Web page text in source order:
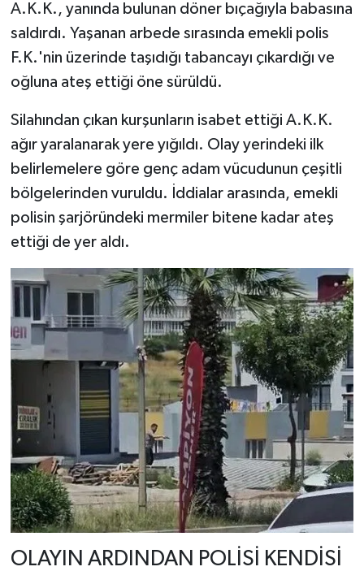
A.K.K., yanında bulunan döner bıçağıyla babasına
saldırdı. Yaşanan arbede sırasında emekli polis
F.K.'nin üzerinde taşıdığı tabancayı çıkardığı ve
oğluna ateş ettiği öne sürüldü.
Silahından çıkan kurşunların isabet ettiği A.K.K.
ağır yaralanarak yere yığıldı. Olay yerindeki ilk
belirlemelere göre genç adam vücudunun çeşitli
bölgelerinden vuruldu. İddialar arasında, emekli
polisin şarjöründeki mermiler bitene kadar ateş
ettiği de yer aldı.
OLAYIN ARDINDAN POLİSİ KENDİSİ